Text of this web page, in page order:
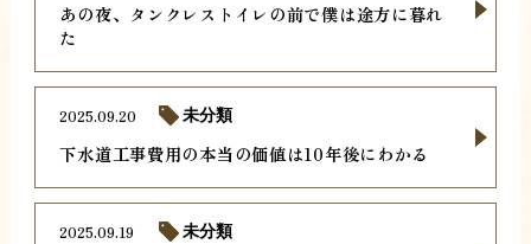
あの夜、タンクレストイレの前で僕は途方に暮れ
た
下水道工事費用の本当の価値は10年後にわかる
2025.09.20 未分類
2025.09.19 未分類